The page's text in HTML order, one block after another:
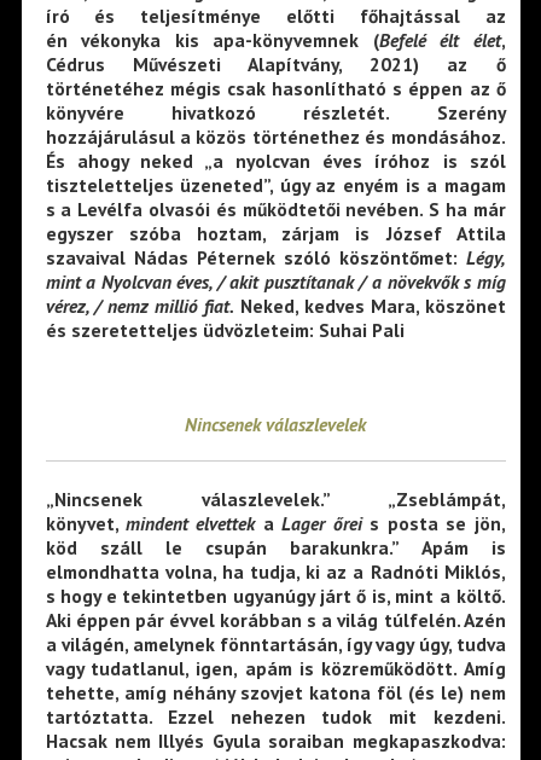
író és teljesítménye előtti főhajtással az
én vékonyka kis apa-könyvemnek (Befelé élt élet,
Cédrus Művészeti Alapítvány, 2021) az ő
történetéhez mégis csak hasonlítható s éppen az ő
könyvére hivatkozó részletét. Szerény
hozzájárulásul a közös történethez és mondásához.
És ahogy neked „a nyolcvan éves íróhoz is szól
tiszteletteljes üzeneted”, úgy az enyém is a magam
s a Levélfa olvasói és működtetői nevében. S ha már
egyszer szóba hoztam, zárjam is József Attila
szavaival Nádas Péternek szóló köszöntőmet: Légy,
mint a Nyolcvan éves, / akit pusztítanak / a növekvők s míg
vérez, / nemz millió fiat. Neked, kedves Mara, köszönet
és szeretetteljes üdvözleteim: Suhai Pali
Nincsenek válaszlevelek
„Nincsenek válaszlevelek.” „Zseblámpát,
könyvet, mindent elvettekaLager őreis posta se jön,
köd száll le csupán barakunkra.” Apám is
elmondhatta volna, ha tudja, ki az a Radnóti Miklós,
s hogy e tekintetben ugyanúgy járt ő is, mint a költő.
Aki éppen pár évvel korábban s a világ túlfelén. Azén
a világén, amelynek fönntartásán, így vagy úgy, tudva
vagy tudatlanul, igen, apám is közreműködött. Amíg
tehette, amíg néhány szovjet katona föl (és le) nem
tartóztatta. Ezzel nehezen tudok mit kezdeni.
Hacsak nem Illyés Gyula soraiban megkapaszkodva: